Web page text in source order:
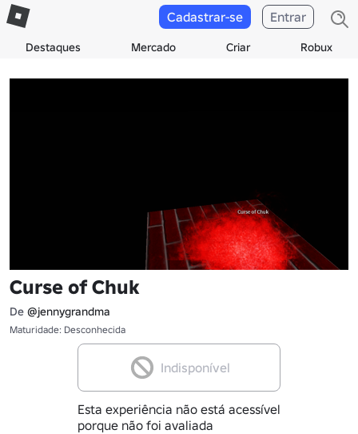
Destaques Mercado Criar Robux
Cadastrar-se Entrar
Curse of Chuk
De @jennygrandma
Maturidade: Desconhecida
Indisponível
Esta experiência não está acessível
porque não foi avaliada